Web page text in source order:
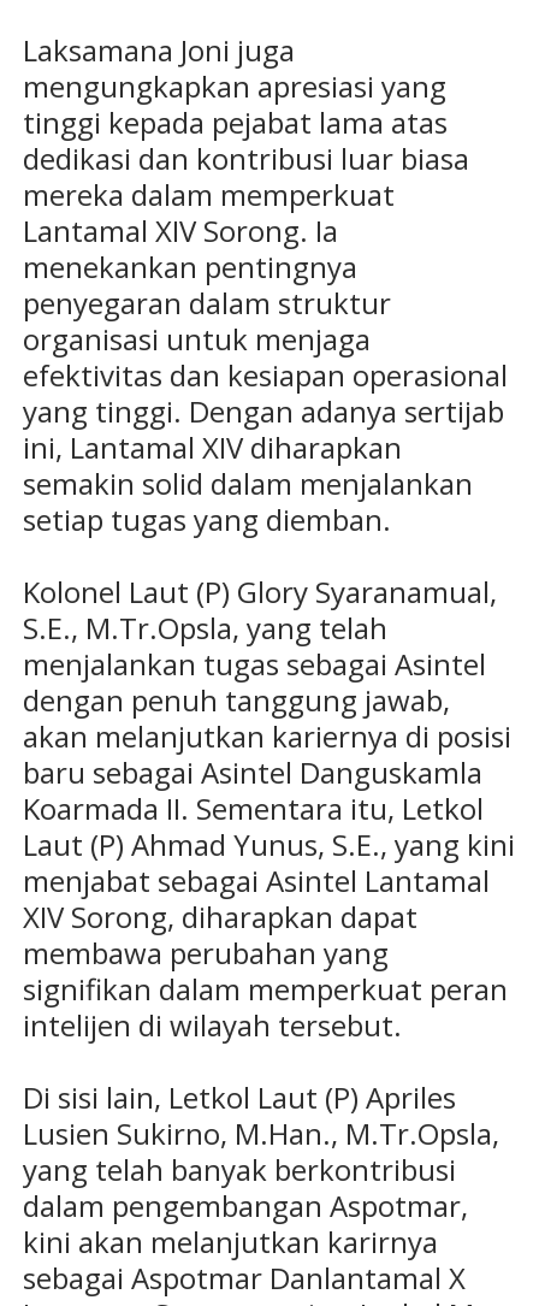
Laksamana Joni juga
mengungkapkan apresiasi yang
tinggi kepada pejabat lama atas
dedikasi dan kontribusi luar biasa
mereka dalam memperkuat
Lantamal XIV Sorong. Ia
menekankan pentingnya
penyegaran dalam struktur
organisasi untuk menjaga
efektivitas dan kesiapan operasional
yang tinggi. Dengan adanya sertijab
ini, Lantamal XIV diharapkan
semakin solid dalam menjalankan
setiap tugas yang diemban.
Kolonel Laut (P) Glory Syaranamual,
S.E., M.Tr.Opsla, yang telah
menjalankan tugas sebagai Asintel
dengan penuh tanggung jawab,
akan melanjutkan kariernya di posisi
baru sebagai Asintel Danguskamla
Koarmada II. Sementara itu, Letkol
Laut (P) Ahmad Yunus, S.E., yang kini
menjabat sebagai Asintel Lantamal
XIV Sorong, diharapkan dapat
membawa perubahan yang
signifikan dalam memperkuat peran
intelijen di wilayah tersebut.
Di sisi lain, Letkol Laut (P) Apriles
Lusien Sukirno, M.Han., M.Tr.Opsla,
yang telah banyak berkontribusi
dalam pengembangan Aspotmar,
kini akan melanjutkan karirnya
sebagai Aspotmar Danlantamal X